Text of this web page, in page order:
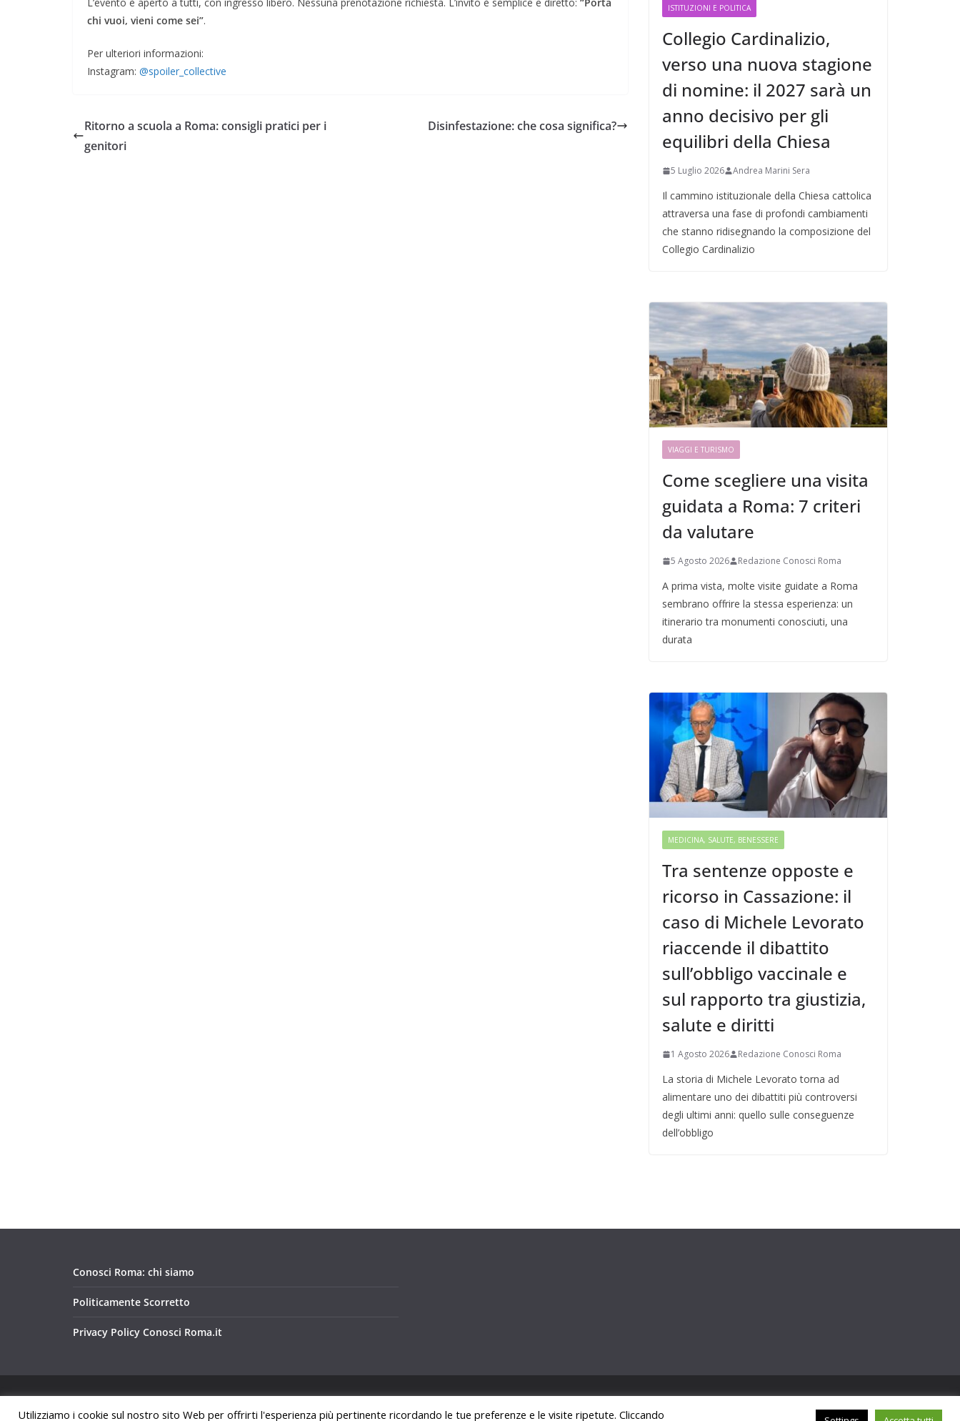
chi vuoi, vieni come sei”.
Per ulteriori informazioni:
Instagram: @spoiler_collective
Ritorno a scuola a Roma: consigli pratici per i
genitori
Disinfestazione: che cosa significa?
ISTITUZIONI E POLITICA
Collegio Cardinalizio,
verso una nuova stagione
di nomine: il 2027 sarà un
anno decisivo per gli
equilibri della Chiesa
5 Luglio 2026 Andrea Marini Sera
Il cammino istituzionale della Chiesa cattolica
attraversa una fase di profondi cambiamenti
che stanno ridisegnando la composizione del
Collegio Cardinalizio
VIAGGI E TURISMO
Come scegliere una visita
guidata a Roma: 7 criteri
da valutare
5 Agosto 2026 Redazione Conosci Roma
A prima vista, molte visite guidate a Roma
sembrano offrire la stessa esperienza: un
itinerario tra monumenti conosciuti, una
durata
MEDICINA, SALUTE, BENESSERE
Tra sentenze opposte e
ricorso in Cassazione: il
caso di Michele Levorato
riaccende il dibattito
sull’obbligo vaccinale e
sul rapporto tra giustizia,
salute e diritti
1 Agosto 2026 Redazione Conosci Roma
La storia di Michele Levorato torna ad
alimentare uno dei dibattiti più controversi
degli ultimi anni: quello sulle conseguenze
dell’obbligo
Conosci Roma: chi siamo
Politicamente Scorretto
Privacy Policy Conosci Roma.it
Utilizziamo i cookie sul nostro sito Web per offrirti l'esperienza più pertinente ricordando le tue preferenze e le visite ripetute. Cliccando